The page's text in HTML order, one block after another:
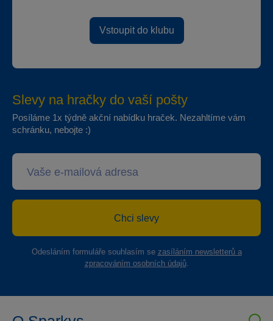
Vstoupit do klubu
Slevy na hračky do vaší pošty
Posíláme 1x týdně akční nabídku hraček. Nezahltíme vám
schránku, nebojte :)
Chci slevy
Odesláním formuláře souhlasím se zasíláním newsletterů a
zpracováním osobních údajů.